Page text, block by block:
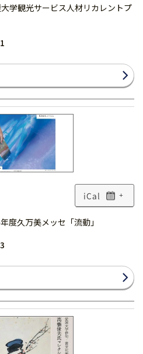
学観光サービス人材リカレントプ
+
度久万美メッセ「流動」